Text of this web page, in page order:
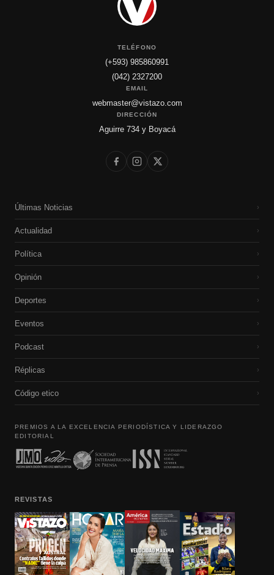
TELÉFONO
(+593) 985860991
(042) 2327200
EMAIL
webmaster@vistazo.com
DIRECCIÓN
Aguirre 734 y Boyacá
Últimas Noticias ›
Actualidad ›
Política ›
Opinión ›
Deportes ›
Eventos ›
Podcast ›
Réplicas ›
Código etico ›
PREMIOS A LA EXCELENCIA PERIODÍSTICA Y LIDERAZGO
EDITORIAL
REVISTAS